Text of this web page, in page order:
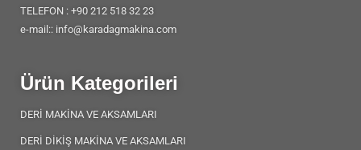
TELEFON : +90 212 518 32 23
e-mail:: info@karadagmakina.com
Ürün Kategorileri
DERİ MAKİNA VE AKSAMLARI
DERİ DİKİŞ MAKİNA VE AKSAMLARI